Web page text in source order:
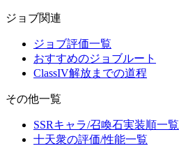
ジョブ関連
ジョブ評価一覧
おすすめのジョブルート
ClassIV解放までの道程
その他一覧
SSRキャラ/召喚石実装順一覧
十天衆の評価/性能一覧